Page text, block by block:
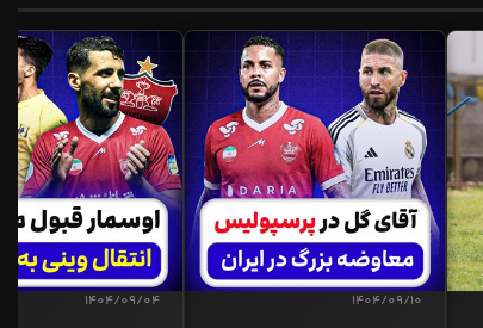
1404/09/10
1404/09/04